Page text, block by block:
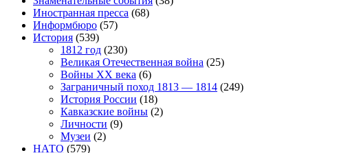
Иностранная пресса (68)
Информбюро (57)
История (539)
1812 год (230)
Великая Отечественная война (25)
Войны XX века (6)
Заграничный поход 1813 — 1814 (249)
История России (18)
Кавказские войны (2)
Личности (9)
Музеи (2)
НАТО (579)